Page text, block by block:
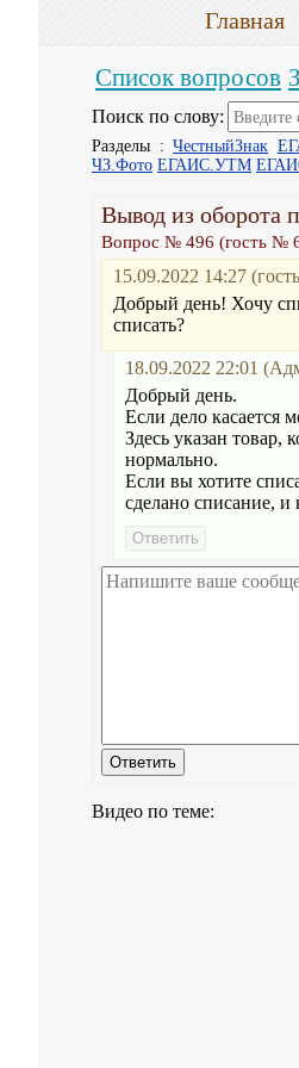
Главная
Список вопросов
Поиск по слову:
Разделы :ЧестныйЗнак
ЧЗ.Фото ЕГАИС.УТМ
Вывод из оборота
Вопрос № 496 (гость №
15.09.2022 14:27
Добрый день! Хочу
списать?
18.09.2022 22:01
Добрый день.
Если дело касается
Здесь указан товар,
нормально.
Если вы хотите
сделано списание, и
Видео по теме: